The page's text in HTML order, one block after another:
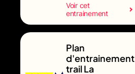
Voir cet
entrainement
Plan
d'entrainement
trail La